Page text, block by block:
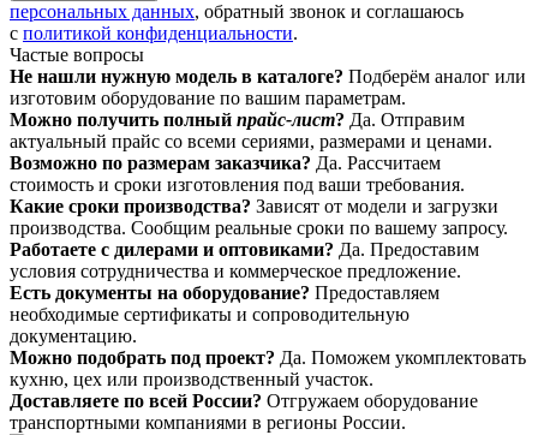
персональных данных, обратный звонок и соглашаюсь
с политикой конфиденциальности.
Частые вопросы
Не нашли нужную модель в каталоге? Подберём аналог или
изготовим оборудование по вашим параметрам.
Можно получить полный прайс-лист? Да. Отправим
актуальный прайс со всеми сериями, размерами и ценами.
Возможно по размерам заказчика? Да. Рассчитаем
стоимость и сроки изготовления под ваши требования.
Какие сроки производства? Зависят от модели и загрузки
производства. Сообщим реальные сроки по вашему запросу.
Работаете с дилерами и оптовиками? Да. Предоставим
условия сотрудничества и коммерческое предложение.
Есть документы на оборудование? Предоставляем
необходимые сертификаты и сопроводительную
документацию.
Можно подобрать под проект? Да. Поможем укомплектовать
кухню, цех или производственный участок.
Доставляете по всей России? Отгружаем оборудование
транспортными компаниями в регионы России.